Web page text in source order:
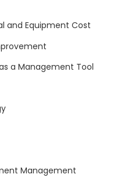
and Equipment Cost
a Management Tool
Management